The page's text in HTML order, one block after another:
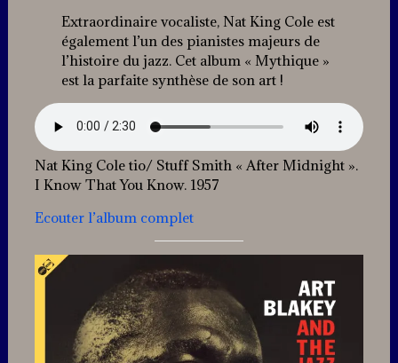
Extraordinaire vocaliste, Nat King Cole est
également l’un des pianistes majeurs de
l’histoire du jazz. Cet album « Mythique »
est la parfaite synthèse de son art !
Nat King Cole tio/ Stuff Smith « After Midnight ».
I Know That You Know. 1957
Ecouter l’album complet